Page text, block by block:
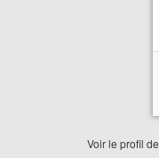
Voir le profil de